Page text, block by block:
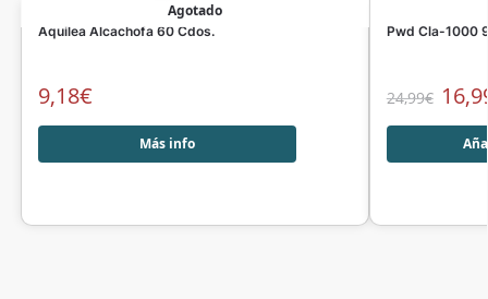
Agotado
Aquilea Alcachofa 60 Cdos.
9,18€
Más info
Pwd Cla-1000
24,99€